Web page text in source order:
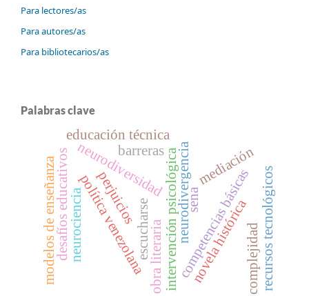
Para lectores/as
Para autores/as
Para bibliotecarios/as
Palabras clave
intervención psicológica
política venezolana neurodivergencia
neurodiversidadcompetencias básicas
neurociencia
mediación
novela histórica
obra literaria complejidad
desafíos educativos sena
educación técnica
modelos de enseñanza
barreras
recursos tecnológicos
escucharse
perjuicios